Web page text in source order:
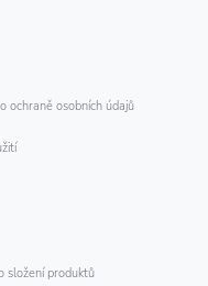
ochraně osobních údajů
složení produktů